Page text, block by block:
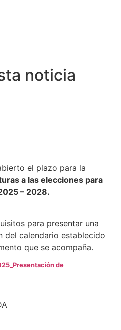
noticia
el plazo para la
a las elecciones para
– 2028.
para presentar una
del calendario establecido
que se acompaña.
de